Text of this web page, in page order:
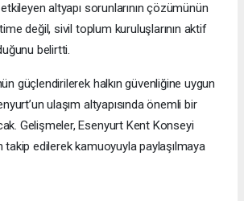
altyapı sorunlarının çözümünün
değil, sivil toplum kuruluşlarının aktif
belirtti.
güçlendirilerek halkın güvenliğine uygun
ulaşım altyapısında önemli bir
Gelişmeler, Esenyurt Kent Konseyi
takip edilerek kamuoyuyla paylaşılmaya